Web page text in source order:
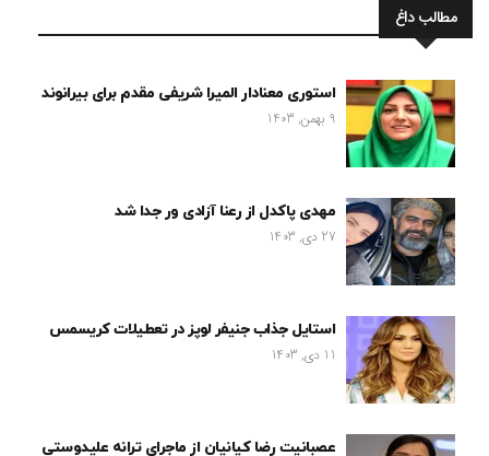
مطالب داغ
استوری معنادار المیرا شریفی مقدم برای بیرانوند
9 بهمن, 1403
مهدی پاکدل از رعنا آزادی ور جدا شد
27 دی, 1403
استایل جذاب جنیفر لوپز در تعطیلات کریسمس
11 دی, 1403
عصبانیت رضا کیانیان از ماجرای ترانه علیدوستی